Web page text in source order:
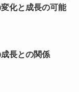
化と成長の可能
長との関係